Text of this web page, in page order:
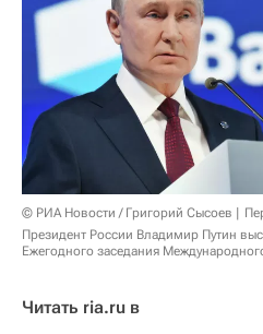
© РИА Новости / Григорий Сысоев
Президент России Владимир Путин
Ежегодного заседания
Читать ria.ru в